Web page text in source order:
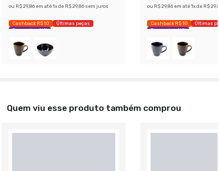
ou R$ 29,86 em até 1x de R$ 29,86 sem juros
Cashback R$ 10
Últimas peças
Economize 46%
ou R$ 29,86 em até 1x de R$
Cashback R$ 10
Últimas
Economize 46%
Quem viu esse produto também comprou